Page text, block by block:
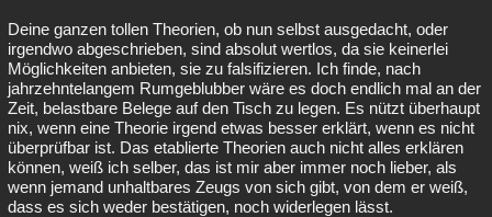
Deine ganzen tollen Theorien, ob nun selbst ausgedacht, oder
irgendwo abgeschrieben, sind absolut wertlos, da sie keinerlei
Möglichkeiten anbieten, sie zu falsifizieren. Ich finde, nach
jahrzehntelangem Rumgeblubber wäre es doch endlich mal an der
Zeit, belastbare Belege auf den Tisch zu legen. Es nützt überhaupt
nix, wenn eine Theorie irgend etwas besser erklärt, wenn es nicht
überprüfbar ist. Das etablierte Theorien auch nicht alles erklären
können, weiß ich selber, das ist mir aber immer noch lieber, als
wenn jemand unhaltbares Zeugs von sich gibt, von dem er weiß,
dass es sich weder bestätigen, noch widerlegen lässt.